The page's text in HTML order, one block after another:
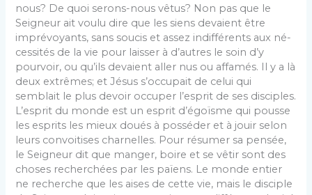
nous? De quoi serons-nous vêtus? Non pas que le
Seigneur ait voulu dire que les siens devaient être
imprévoyants, sans soucis et assez indifférents aux né­
cessités de la vie pour laisser à d’autres le soin d’y
pourvoir, ou qu’ils devaient aller nus ou affamés. Il y a là
deux extrêmes; et Jésus s’occupait de celui qui
semblait le plus devoir occuper l’esprit de ses disciples.
L’esprit du monde est un esprit d’égoïsme qui pousse
les esprits les mieux doués à posséder et à jouir selon
leurs convoitises charnelles. Pour résumer sa pensée,
le Seigneur dit que manger, boire et se vêtir sont des
choses recherchées par les païens. Le monde entier
ne recherche que les aises de cette vie, mais le dis­ciple